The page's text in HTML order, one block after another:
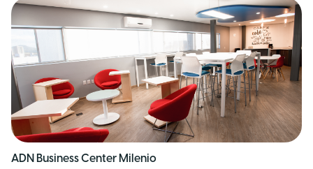
ADN Business Center Milenio